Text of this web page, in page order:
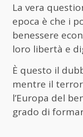
La vera
epoca è che i
benessere
loro libertà e
È questo il
mentre il
l’Europa del
grado di